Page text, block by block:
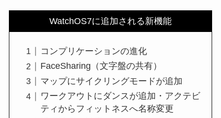
WatchOS7に追加される新機能
コンプリケーションの進化
FaceSharing（文字盤の共有）
マップにサイクリングモードが追加
ワークアウトにダンスが追加・アクテビ
ティからフィットネスへ名称変更